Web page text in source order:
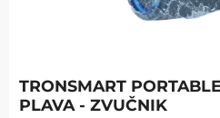
TRONSMART
PLAVA - ZVUČNIK